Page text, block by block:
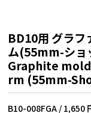
BD10用 グラフ
ム(55mm-シ
Graphite
rm (55mm-
B10-008FGA / 1,650